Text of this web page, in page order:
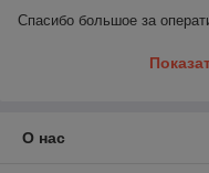
Спасибо большое за
О нас